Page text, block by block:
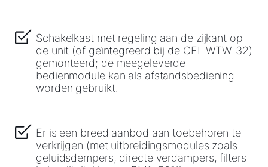
Schakelkast met regeling aan de zijkant op
de unit (of geïntegreerd bij de CFL WTW-32)
gemonteerd; de meegeleverde
bedienmodule kan als afstandsbediening
worden gebruikt.
Er is een breed aanbod aan toebehoren te
verkrijgen (met uitbreidingsmodules zoals
geluidsdempers, directe verdampers, filters